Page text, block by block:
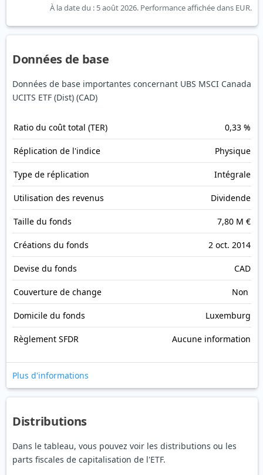
À la date du : 5 août 2026. Performance affichée dans EUR.
Données de base
Données de base importantes concernant UBS MSCI Canada
UCITS ETF (Dist) (CAD)
Ratio du coût total (TER) 0,33 %
Réplication de l'indice Physique
Type de réplication Intégrale
Utilisation des revenus Dividende
Taille du fonds 7,80 M €
Créations du fonds 2 oct. 2014
Devise du fonds CAD
Couverture de change Non
Domicile du fonds Luxemburg
Règlement SFDR Aucune information
Plus d'informations
Distributions
Dans le tableau, vous pouvez voir les distributions ou les
parts fiscales de capitalisation de l'ETF.